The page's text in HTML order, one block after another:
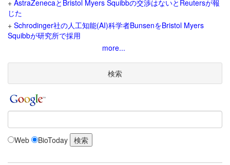
+ AstraZenecaとBristol Myers Squibbの交渉はないとReutersが報
じた
+ Schrodinger社の人工知能(AI)科学者BunsenをBristol Myers
Squibbが研究所で採用
more...
検索
Web BioToday